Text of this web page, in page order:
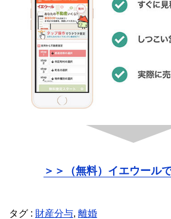
＞＞（無料）イエウール
タグ : 財産分与, 離婚